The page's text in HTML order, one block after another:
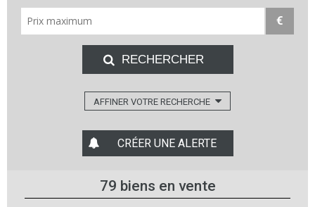
€
AFFINER VOTRE RECHERCHE
CRÉER UNE ALERTE
79 biens en vente